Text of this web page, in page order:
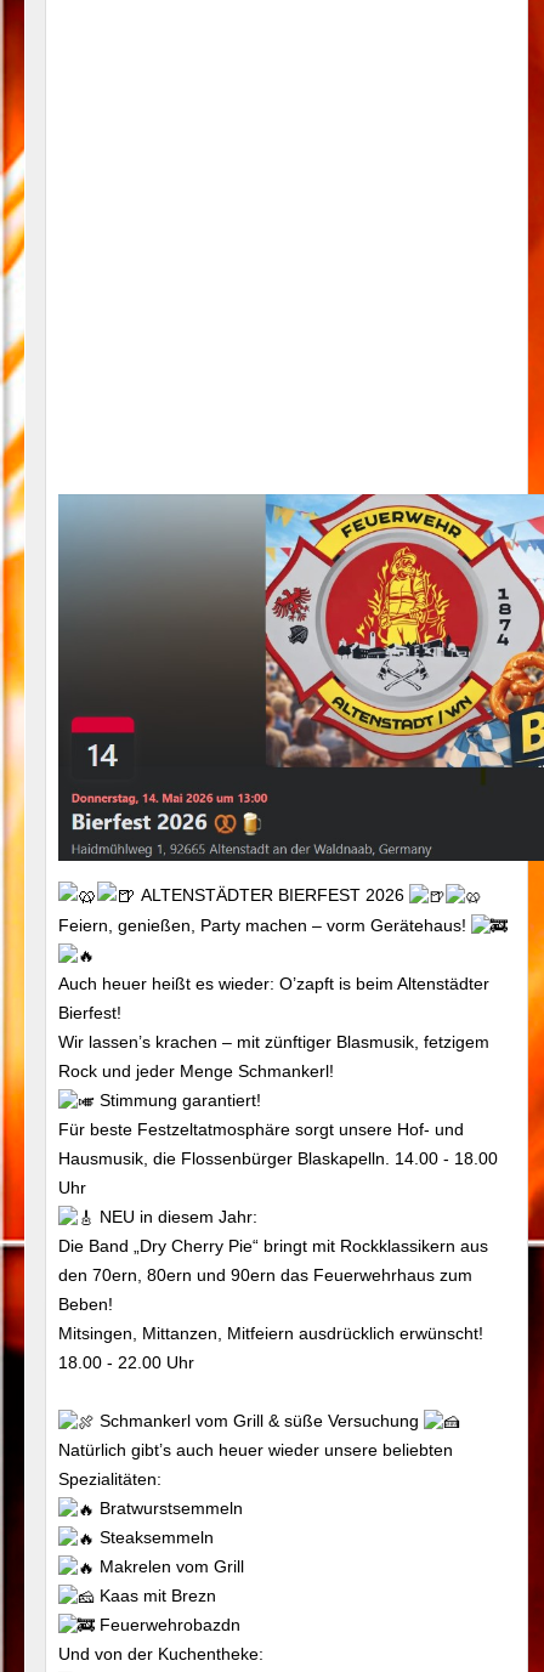
ALTENSTÄDTER BIERFEST 2026
Feiern, genießen, Party machen – vorm Gerätehaus!
Auch heuer heißt es wieder: O’zapft is beim Altenstädter
Bierfest!
Wir lassen’s krachen – mit zünftiger Blasmusik, fetzigem
Rock und jeder Menge Schmankerl!
Stimmung garantiert!
Für beste Festzeltatmosphäre sorgt unsere Hof- und
Hausmusik, die Flossenbürger Blaskapelln. 14.00 - 18.00
Uhr
NEU in diesem Jahr:
Die Band „Dry Cherry Pie“ bringt mit Rockklassikern aus
den 70ern, 80ern und 90ern das Feuerwehrhaus zum
Beben!
Mitsingen, Mittanzen, Mitfeiern ausdrücklich erwünscht!
18.00 - 22.00 Uhr
Schmankerl vom Grill & süße Versuchung
Natürlich gibt’s auch heuer wieder unsere beliebten
Spezialitäten:
Bratwurstsemmeln
Steaksemmeln
Makrelen vom Grill
Kaas mit Brezn
Feuerwehrobazdn
Und von der Kuchentheke: